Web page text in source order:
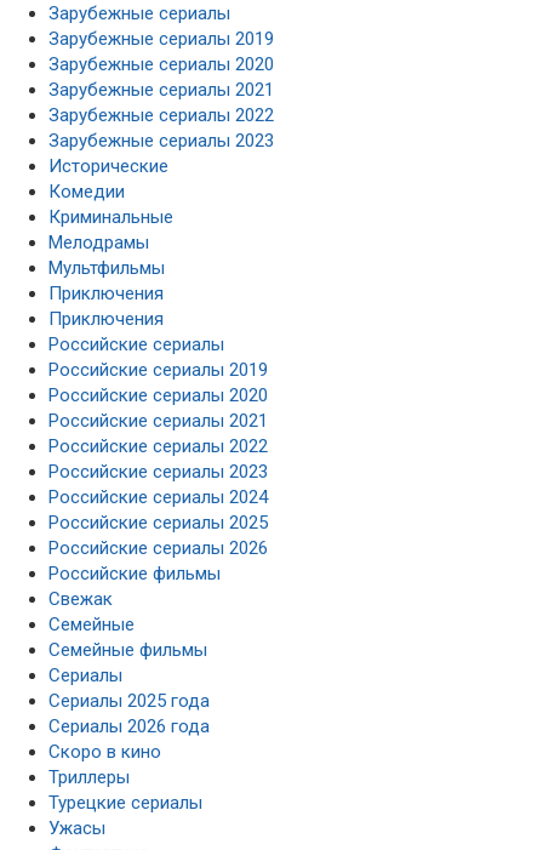
Зарубежные сериалы
Зарубежные сериалы 2019
Зарубежные сериалы 2020
Зарубежные сериалы 2021
Зарубежные сериалы 2022
Зарубежные сериалы 2023
Исторические
Комедии
Криминальные
Мелодрамы
Мультфильмы
Приключения
Приключения
Российские сериалы
Российские сериалы 2019
Российские сериалы 2020
Российские сериалы 2021
Российские сериалы 2022
Российские сериалы 2023
Российские сериалы 2024
Российские сериалы 2025
Российские сериалы 2026
Российские фильмы
Свежак
Семейные
Семейные фильмы
Сериалы
Сериалы 2025 года
Сериалы 2026 года
Скоро в кино
Триллеры
Турецкие сериалы
Ужасы